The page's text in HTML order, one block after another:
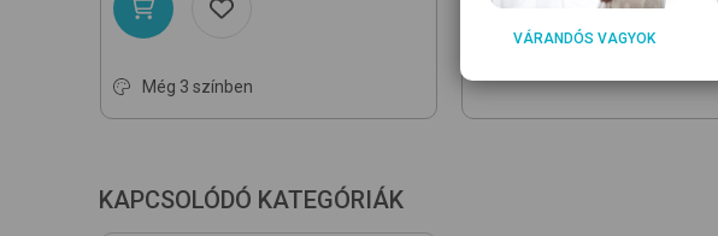
Még 3 színben
KAPCSOLÓDÓ KATEGÓRIÁK
VÁRANDÓS VAGYOK